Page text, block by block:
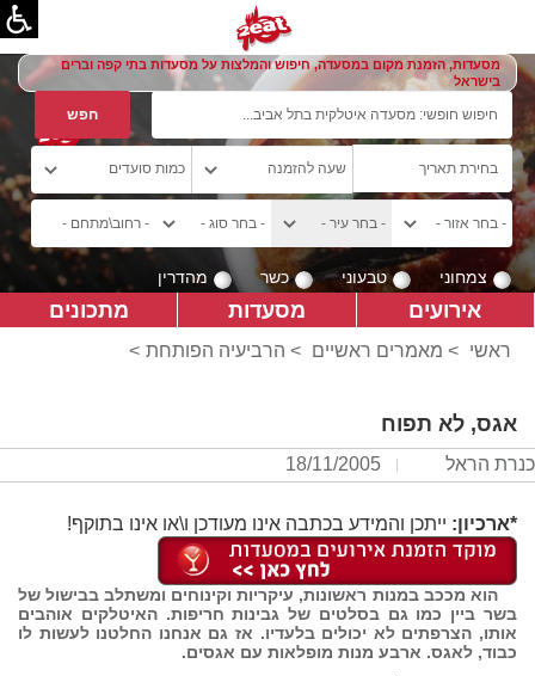
מסעדות, הזמנת מקום במסעדה, חיפוש והמלצות על מסעדות בתי קפה וברים
בישראל
צמחוני טבעוני כשר מהדרין
אירועים מסעדות מתכונים
ראשי > מאמרים ראשיים > הרביעיה הפותחת >
אגס, לא תפוח
כנרת הראל 18/11/2005
*ארכיון: ייתכן והמידע בכתבה אינו מעודכן ו\או אינו בתוקף!
הוא מככב במנות ראשונות, עיקריות וקינוחים ומשתלב בבישול של
בשר ביין כמו גם בסלטים של גבינות חריפות. האיטלקים אוהבים
אותו, הצרפתים לא יכולים בלעדיו. אז גם אנחנו החלטנו לעשות לו
כבוד, לאגס. ארבע מנות מופלאות עם אגסים.